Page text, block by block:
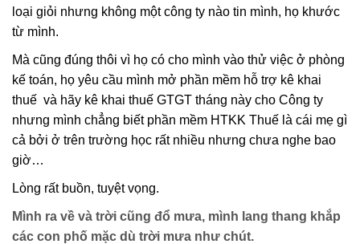
loại giỏi nhưng không một công ty nào tin mình, họ khước
từ mình.
Mà cũng đúng thôi vì họ có cho mình vào thử việc ở phòng
kế toán, họ yêu cầu mình mở phần mềm hỗ trợ kê khai
thuế và hãy kê khai thuế GTGT tháng này cho Công ty
nhưng mình chẳng biết phần mềm HTKK Thuế là cái mẹ gì
cả bởi ở trên trường học rất nhiều nhưng chưa nghe bao
giờ…
Lòng rất buồn, tuyệt vọng.
Mình ra về và trời cũng đổ mưa, mình lang thang khắp
các con phố mặc dù trời mưa như chút.